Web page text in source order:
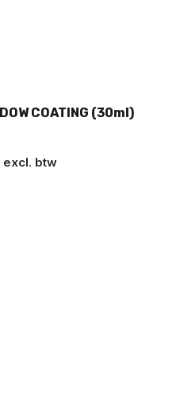
COATING (30ml)
excl. btw